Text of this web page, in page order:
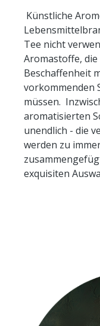
Künstliche
Tee nicht
Aromastoffe,
Beschaffenheit
vorkommenden
müssen.
aromatisierten
unendlich - die
werden zu
exquisiten